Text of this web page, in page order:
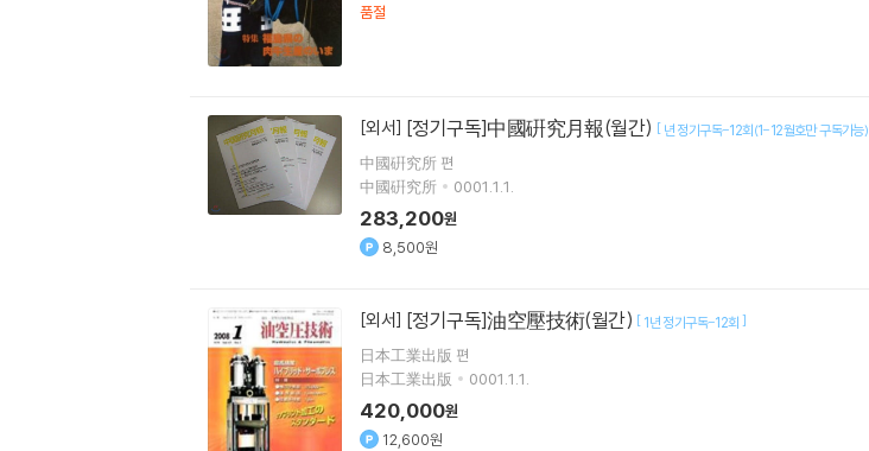
품절
[외서] [정기구독]中國硏究月報(월간) [ 년 정기구독-12회(1-12월호만 구독가능)
中國硏究所 편
中國硏究所
0001.1.1.
283,200원
8,500원
[외서] [정기구독]油空壓技術(월간) [ 1년 정기구독-12회 ]
日本工業出版 편
日本工業出版
0001.1.1.
420,000원
12,600원